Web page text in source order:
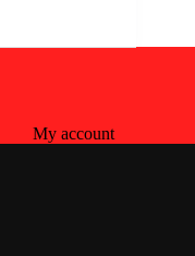
My account